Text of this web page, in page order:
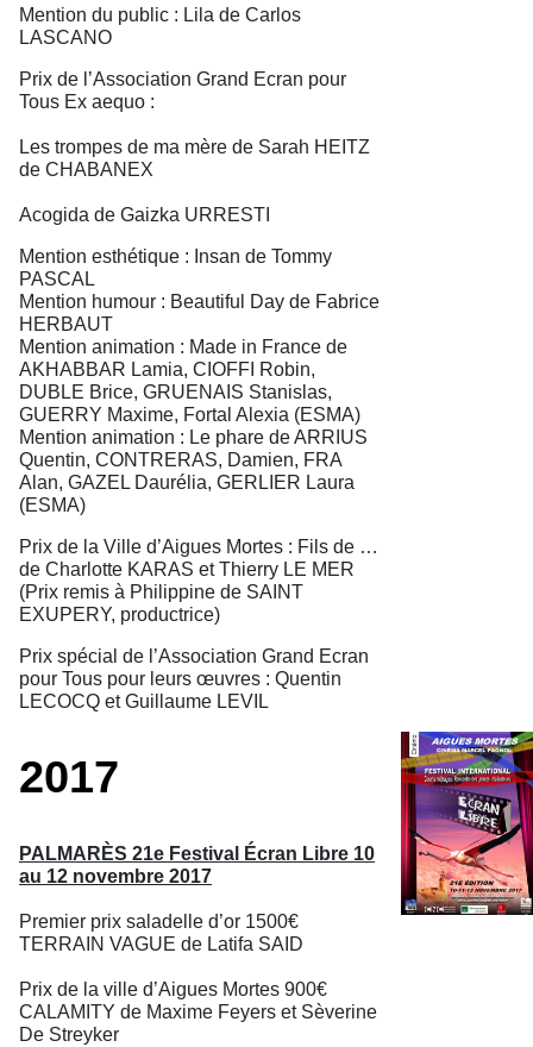
Mention du public : Lila de Carlos
LASCANO
Prix de l’Association Grand Ecran pour
Tous Ex aequo :
Les trompes de ma mère de Sarah HEITZ
de CHABANEX
Acogida de Gaizka URRESTI
Mention esthétique : Insan de Tommy
PASCAL
Mention humour : Beautiful Day de Fabrice
HERBAUT
Mention animation : Made in France de
AKHABBAR Lamia, CIOFFI Robin,
DUBLE Brice, GRUENAIS Stanislas,
GUERRY Maxime, Fortal Alexia (ESMA)
Mention animation : Le phare de ARRIUS
Quentin, CONTRERAS, Damien, FRA
Alan, GAZEL Daurélia, GERLIER Laura
(ESMA)
Prix de la Ville d’Aigues Mortes : Fils de …
de Charlotte KARAS et Thierry LE MER
(Prix remis à Philippine de SAINT
EXUPERY, productrice)
Prix spécial de l’Association Grand Ecran
pour Tous pour leurs œuvres : Quentin
LECOCQ et Guillaume LEVIL
2017
PALMARÈS 21e Festival Écran Libre 10
au 12 novembre 2017
Premier prix saladelle d’or 1500€
TERRAIN VAGUE de Latifa SAID
Prix de la ville d’Aigues Mortes 900€
CALAMITY de Maxime Feyers et Sèverine
De Streyker